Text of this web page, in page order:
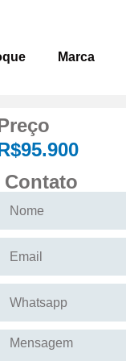
Marca
Contato